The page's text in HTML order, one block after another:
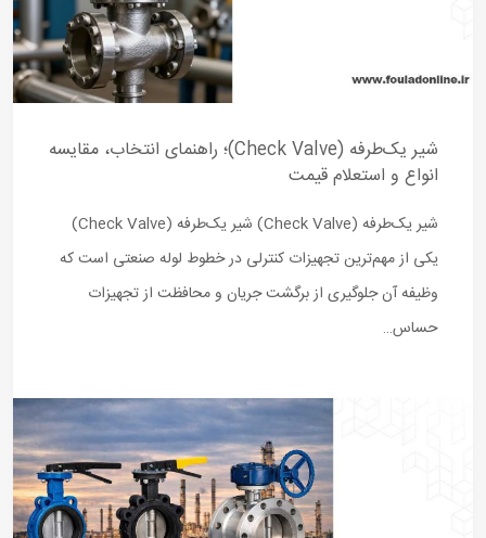
شیر یک‌طرفه (Check Valve)؛ راهنمای انتخاب، مقایسه
انواع و استعلام قیمت
شیر یک‌طرفه (Check Valve) شیر یک‌طرفه (Check Valve)
یکی از مهم‌ترین تجهیزات کنترلی در خطوط لوله صنعتی است که
وظیفه آن جلوگیری از برگشت جریان و محافظت از تجهیزات
حساس…